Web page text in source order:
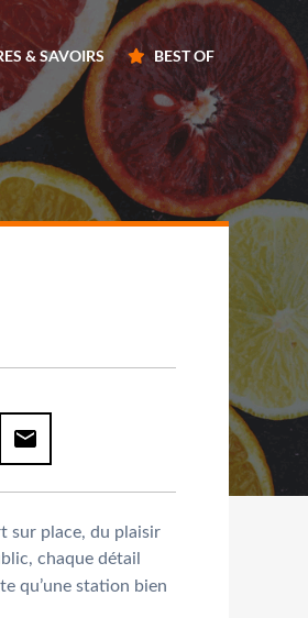
& SAVOIRS BEST OF
sur place, du plaisir
chaque détail
qu’une station bien